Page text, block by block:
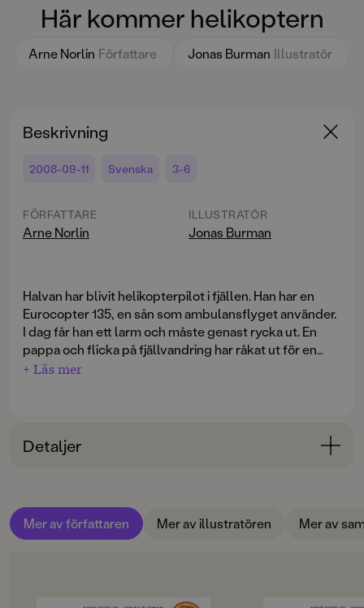
Här kommer helikoptern
Arne Norlin Författare Jonas Burman Illustratör
Beskrivning
2008-09-11 Svenska 3-6
FÖRFATTARE
Arne Norlin
ILLUSTRATÖR
Jonas Burman
Halvan har blivit helikopterpilot i fjällen. Han har en
Eurocopter 135, en sån som ambulansflyget använder.
I dag får han ett larm och måste genast rycka ut. En
pappa och flicka på fjällvandring har råkat ut för en
olycka i dimman. Det blir ett nytt spännande fall för
+ Läs mer
Detaljer
ÅLDERSGRUPP
3-6
Mer av författaren Mer av illustratören Mer av
OM BOKEN OM BOKEN